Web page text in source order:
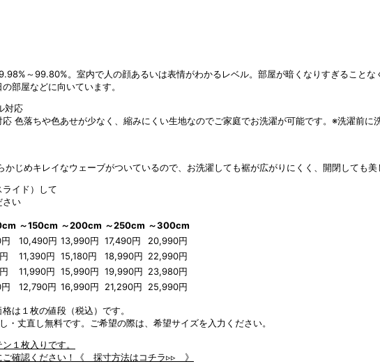
～99.80%。室内で人の顔あるいは表情がわかるレベル。部屋が暗くなりすぎることな
部屋などに向いています。
応 色落ちや色あせが少なく、縮みにくい生地なのでご家庭でお洗濯が可能です。※洗濯前に
かじめキレイなウェーブがついているので、お洗濯しても裾が広がりにくく、開閉しても美
イド）して
さい
～150cm ～200cm ～250cm ～300cm
10,490円 13,990円 17,490円
20,990円
11,390円 15,180円 18,990円 22,990円
11,990円 15,990円 19,990円 23,980円
12,790円 16,990円 21,290円 25,990円
は１枚の値段（税込）です。
・丈直し無料です。ご希望の際は、希望サイズを入力ください。
１枚入りです。
確認ください！
《 採寸方法はコチラ▹▹ 》